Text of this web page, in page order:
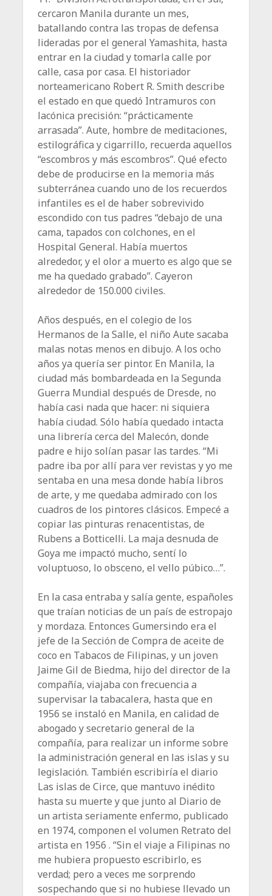
cercaron Manila durante un mes,
batallando contra las tropas de defensa
lideradas por el general Yamashita, hasta
entrar en la ciudad y tomarla calle por
calle, casa por casa. El historiador
norteamericano Robert R. Smith describe
el estado en que quedó Intramuros con
lacónica precisión: “prácticamente
arrasada”. ­Aute, hombre de meditaciones,
estilográfica y cigarrillo, recuerda aquellos
“escombros y más escombros”. Qué efecto
debe de pro­ducirse en la memoria más
subterránea cuando uno de los recuerdos
infantiles es el de haber sobrevivido
escondido con tus padres “debajo de una
cama, tapados con colchones, en el
Hospital General. Había muertos
alrededor, y el olor a muerto es algo que se
me ha quedado grabado”. Cayeron
alrededor de 150.000 civiles.
Años después, en el colegio de los
Hermanos de la Salle, el niño Aute sacaba
malas notas menos en dibujo. A los ocho
años ya quería ser pintor. En Manila, la
ciudad más bombardeada en la Segunda
Guerra Mundial después de Dresde, no
había casi nada que hacer: ni siquiera
había ciudad. Sólo había quedado intacta
una librería cerca del Malecón, donde
padre e hijo solían pasar las tardes. “Mi
padre iba por allí para ver revistas y yo me
sentaba en una mesa donde había libros
de arte, y me quedaba admirado con los
cuadros de los pintores clásicos. Empecé a
copiar las pinturas renacentistas, de
Rubens a Botticelli. La maja desnuda de
Goya me impactó mucho, sentí lo
voluptuoso, lo obsceno, el vello púbico…”.
En la casa entraba y salía gente, españoles
que traían noticias de un país de estropajo
y mordaza. Entonces Gumersindo era el
jefe de la Sección de Compra de aceite de
coco en Tabacos de Filipinas, y un joven
Jaime Gil de Biedma, hijo del director de la
compañía, viajaba con frecuencia a
supervisar la tabacalera, hasta que en
1956 se instaló en Manila, en calidad de
abogado y secretario general de la
compañía, para realizar un informe sobre
la administración general en las islas y su
legislación. También escribiría el diario
Las islas de Circe, que mantuvo inédito
hasta su muerte y que junto al Diario de
un artista seriamente enfermo, publicado
en 1974, componen el volumen Retrato del
artista en 1956 . “Sin el viaje a Filipinas no
me hubiera propuesto escribirlo, es
verdad; pero a veces me sorprendo
sospechando que si no hubiese llevado un